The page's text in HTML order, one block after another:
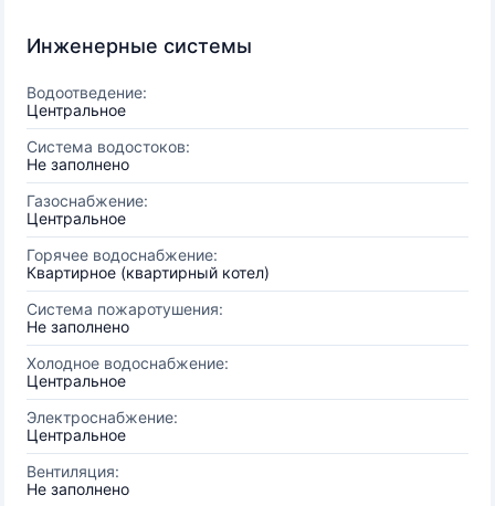
Инженерные системы
Водоотведение:
Центральное
Система водостоков:
Не заполнено
Газоснабжение:
Центральное
Горячее водоснабжение:
Квартирное (квартирный котел)
Система пожаротушения:
Не заполнено
Холодное водоснабжение:
Центральное
Электроснабжение:
Центральное
Вентиляция:
Не заполнено